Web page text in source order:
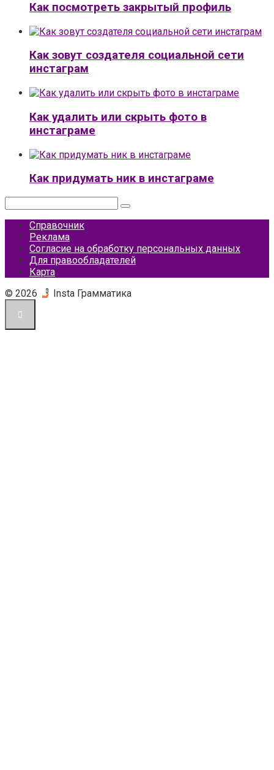
Как посмотреть закрытый профиль
Как зовут создателя социальной сети
инстаграм
Как удалить или скрыть фото в
инстаграме
Как придумать ник в инстаграме
Справочник
Реклама
Согласие на обработку персональных данных
Для правообладателей
Карта
© 2026
Insta Грамматика